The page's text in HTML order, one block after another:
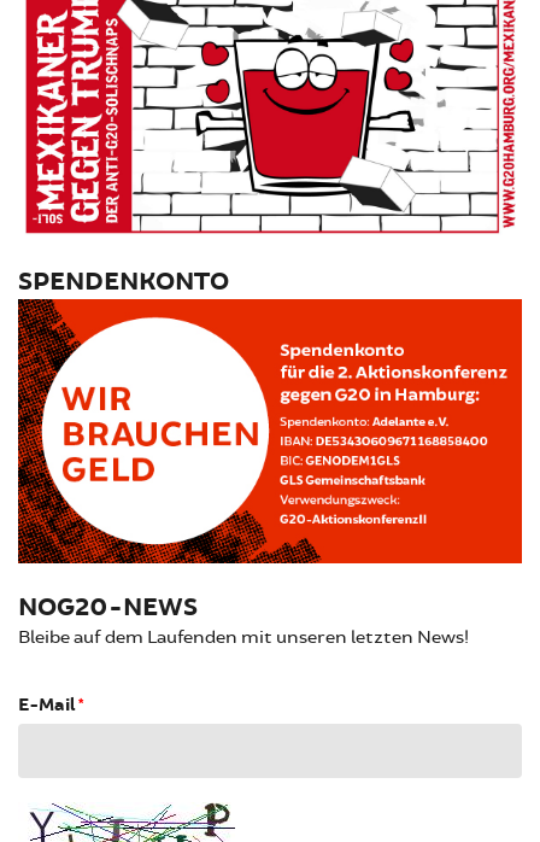
SPENDENKONTO
NOG20-NEWS
Bleibe auf dem Laufenden mit unseren letzten News!
E-Mail*